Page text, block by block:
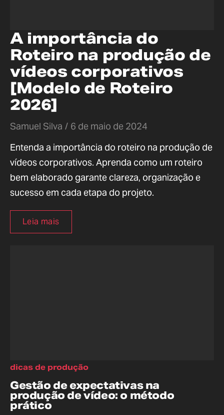
A importância do
Roteiro na produção de
vídeos corporativos
[Modelo de Roteiro
2026]
Samuel Silva
6 de maio de 2024
Entenda a importância do roteiro na produção de
vídeos corporativos. Aprenda como um roteiro
bem elaborado garante clareza, organização e
sucesso em cada etapa do projeto.
Leia mais
Gestão de expectativas na
produção de vídeo: o método
prático
dicas de produção